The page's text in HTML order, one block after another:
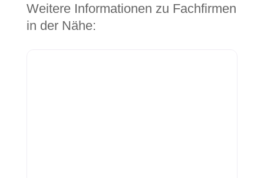
Weitere Informationen zu Fachfirmen
in der Nähe: